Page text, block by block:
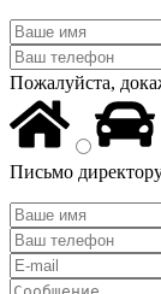
Пожалуйста,
Письмо